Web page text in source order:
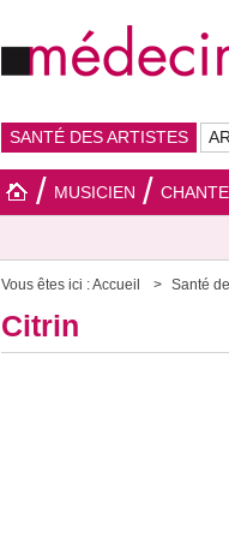
SANTÉ DES ARTISTES
MUSICIEN
Vous êtes ici :Accueil Santé
Citrin